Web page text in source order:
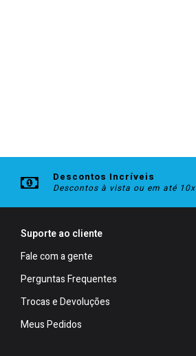
Descontos Incríveis
Descontos à vista ou em até 10x
Suporte ao cliente
Fale com a gente
Perguntas Frequentes
Trocas e Devoluções
Meus Pedidos